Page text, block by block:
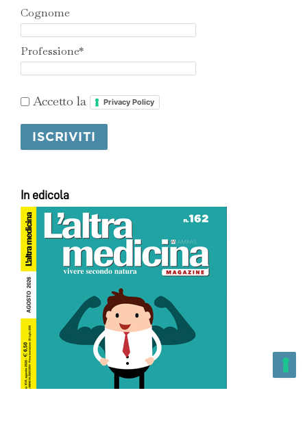
Cognome
Professione*
Accetto la Privacy Policy
In edicola